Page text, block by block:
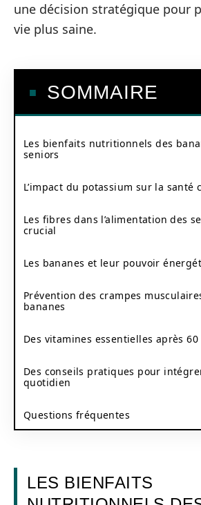
une décision stratégique pour
vie plus saine.
SOMMAIRE
Les bienfaits nutritionnels des
seniors
L’impact du potassium sur la santé
Les fibres dans l’alimentation des
crucial
Les bananes et leur pouvoir
Prévention des crampes
bananes
Des vitamines essentielles après 60
Des conseils pratiques pour
quotidien
Questions fréquentes
LES BIENFAITS